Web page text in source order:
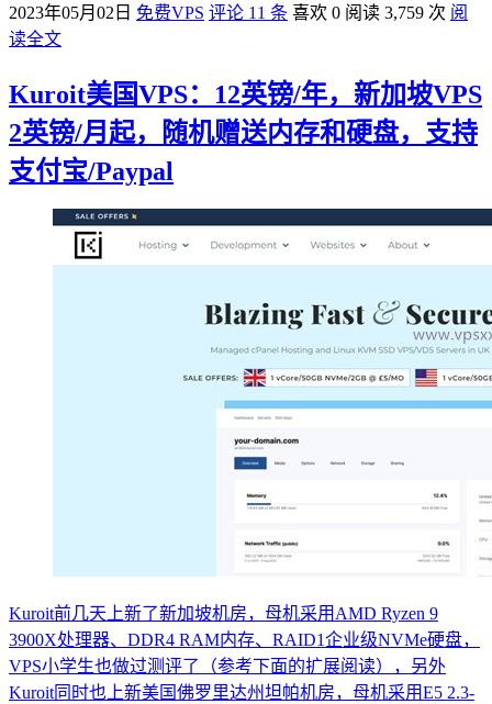
2023年05月02日 免费VPS 评论 11 条 喜欢 0 阅读 3,759 次 阅
读全文
Kuroit美国VPS：12英镑/年，新加坡VPS
2英镑/月起，随机赠送内存和硬盘，支持
支付宝/Paypal
Kuroit前几天上新了新加坡机房，母机采用AMD Ryzen 9
3900X处理器、DDR4 RAM内存、RAID1企业级NVMe硬盘，
VPS小学生也做过测评了（参考下面的扩展阅读），另外
Kuroit同时也上新美国佛罗里达州坦帕机房，母机采用E5 2.3-